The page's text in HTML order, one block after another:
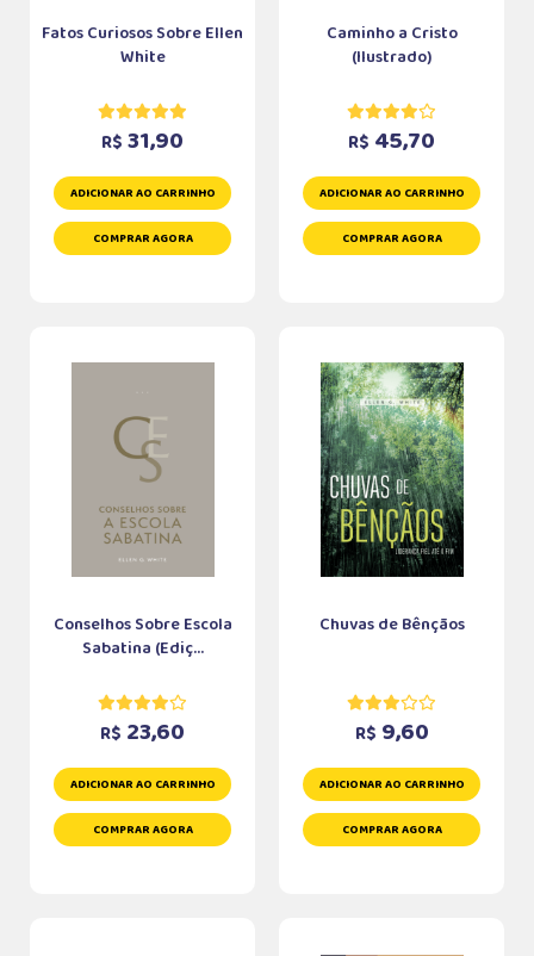
Fatos Curiosos Sobre Ellen
White
R$ 31,90
ADICIONAR AO CARRINHO
COMPRAR AGORA
Caminho a Cristo
(Ilustrado)
R$ 45,70
ADICIONAR AO CARRINHO
COMPRAR AGORA
Conselhos Sobre Escola
Sabatina (Ediç...
R$ 23,60
ADICIONAR AO CARRINHO
COMPRAR AGORA
Chuvas de Bênçãos
R$ 9,60
ADICIONAR AO CARRINHO
COMPRAR AGORA